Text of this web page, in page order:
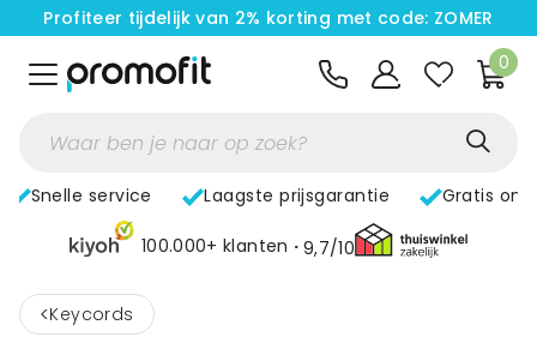
Profiteer tijdelijk van 2% korting met code: ZOMER
0
Snelle service Laagste prijsgarantie Gratis
100.000+ klanten 9,7/10
< Keycords